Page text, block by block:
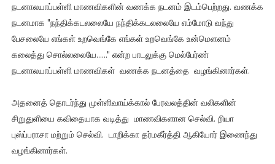
நடனாலயாப்பள்ளி மாணவிகளின் வணக்க நடனம் இடம்பெற்றது. வணக்க
நடனமாக "நந்திக்கடலலையே நந்திக்கடலலையே எம்மோடு வந்து
பேசலையே எங்கள் உறவெங்கே எங்கள் உறவெங்கே உன்மெளனம்
கலைத்து சொல்லலையே......" என்ற பாடலுக்கு மெல்பேர்ண்
நடனாலயாப்பள்ளி மாணவிகள் வணக்க நடனத்தை வழங்கினார்கள்.
அதனைத் தொடர்ந்து முள்ளிவாய்க்கால் பேரவலத்தின் வலிகளின்
சிறுதுளியை கவிதையாக வடித்து மாணவிகளான செல்வி. றியா
புஸ்ப்பராசா மற்றும் செல்வி. டாறிக்கா தர்மகீர்த்தி ஆகியோர் இணைந்து
வழங்கினார்கள்.